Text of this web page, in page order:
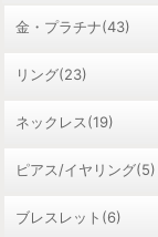
金・プラチナ(43)
リング(23)
ネックレス(19)
ピアス/イヤリング(5)
ブレスレット(6)